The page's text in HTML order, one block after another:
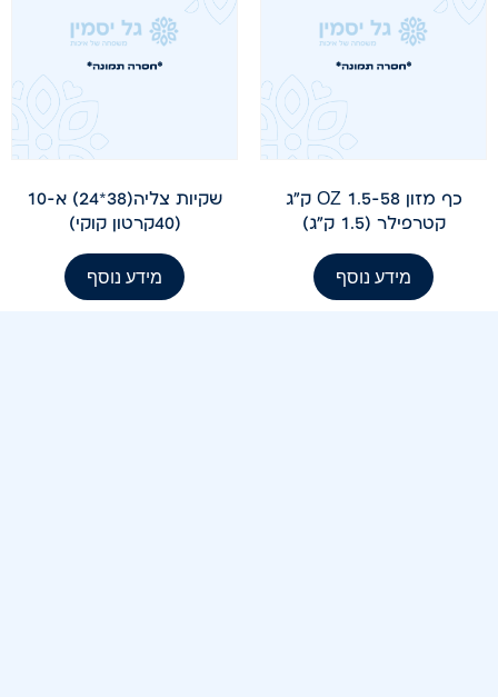
כף מזון 58-OZ 1.5 ק"ג
קטרפילר (1.5 ק"ג)
מידע נוסף
שקיות צליה(38*24) א-10
(40קרטון קוקי)
מידע נוסף